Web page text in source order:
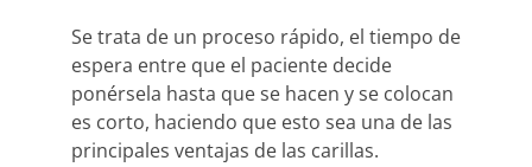
Se trata de un proceso rápido, el tiempo de
espera entre que el paciente decide
ponérsela hasta que se hacen y se colocan
es corto, haciendo que esto sea una de las
principales ventajas de las carillas.